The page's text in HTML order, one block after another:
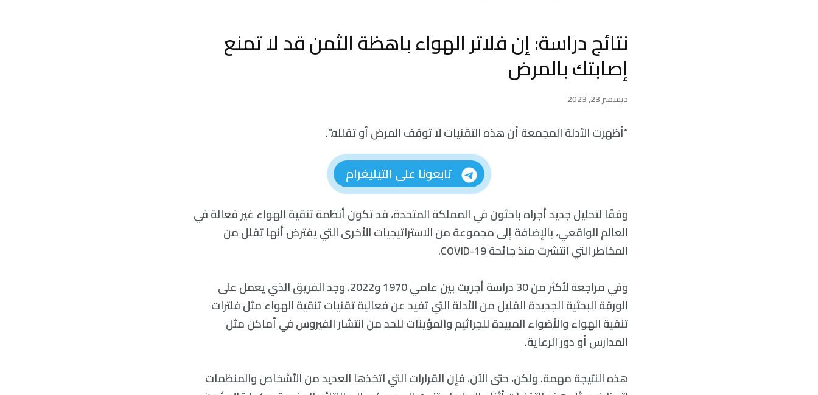
نتائج دراسة: إن فلاتر الهواء باهظة الثمن قد لا تمنع
إصابتك بالمرض
ديسمبر 23, 2023
“أظهرت الأدلة المجمعة أن هذه التقنيات لا توقف المرض أو تقلله.”.
تابعونا على التيليغرام
وفقًا لتحليل جديد أجراه باحثون في المملكة المتحدة، قد تكون أنظمة تنقية الهواء غير فعالة في
العالم الواقعي، بالإضافة إلى مجموعة من الاستراتيجيات الأخرى التي يفترض أنها تقلل من
المخاطر التي انتشرت منذ جائحة COVID-19.
وفي مراجعة لأكثر من 30 دراسة أجريت بين عامي 1970 و2022، وجد الفريق الذي يعمل على
الورقة البحثية الجديدة القليل من الأدلة التي تفيد عن فعالية تقنيات تنقية الهواء مثل فلترات
تنقية الهواء والأضواء المبيدة للجراثيم والمؤينات للحد من انتشار الفيروس في أماكن مثل
المدارس أو دور الرعاية.
هذه النتيجة مهمة. ولكن، حتى الآن، فإن القرارات التي اتخذها العديد من الأشخاص والمنظمات